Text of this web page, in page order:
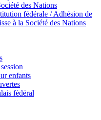
des Nations
fédérale / Adhésion de
à la Société des Nations
enfants
fédéral